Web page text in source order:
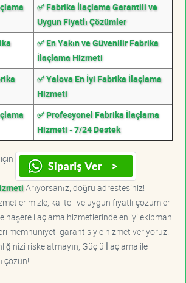
✅ Fabrika İlaçlama Garantili ve
Uygun Fiyatlı Çözümler
✅ En Yakın ve Güvenilir Fabrika
İlaçlama Hizmeti
✅ Yalova En İyi Fabrika İlaçlama
Hizmeti
✅ Profesyonel Fabrika İlaçlama
Hizmeti - 7/24 Destek
Arıyorsanız, doğru adrestesiniz!
kaliteli ve uygun fiyatlı çözümler
haşere ilaçlama hizmetlerinde en iyi ekipman
memnuniyeti garantisiyle hizmet veriyoruz.
riske atmayın, Güçlü İlaçlama ile
çözün!